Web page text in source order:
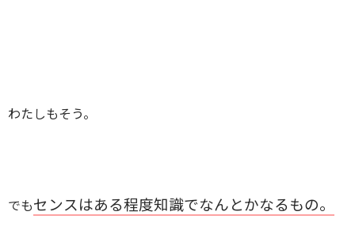
わたしもそう。
でもセンスはある程度知識でなんとかなるもの。